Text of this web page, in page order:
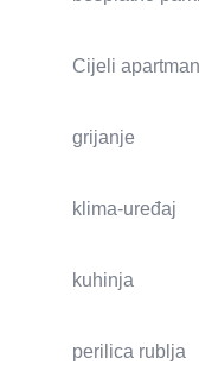
Cijeli apartman
grijanje
klima-uređaj
kuhinja
perilica rublja